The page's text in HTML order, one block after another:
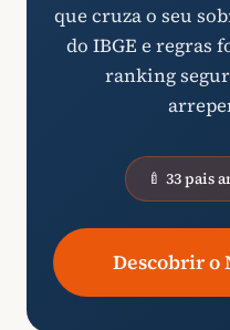
que cruza o seu
do IBGE e regras
ranking
🍼 33 pais
Descobrir o